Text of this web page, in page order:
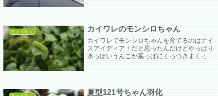
ちょうちょ カイワレのモンシロちゃん
カイワレでモンシロちゃんを育てるのはナイ
スアイディア！だと思ったんだけどやっぱり
水っぽいうんこが葉っぱにくっつきまくって
夏型121号ちゃん羽化